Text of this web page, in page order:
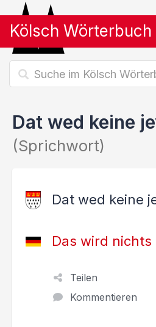
Kölsch Wörterbuch
Dat wed keine
(Sprichwort)
Dat wed keine
Das wird nichts
Teilen
Kommentieren